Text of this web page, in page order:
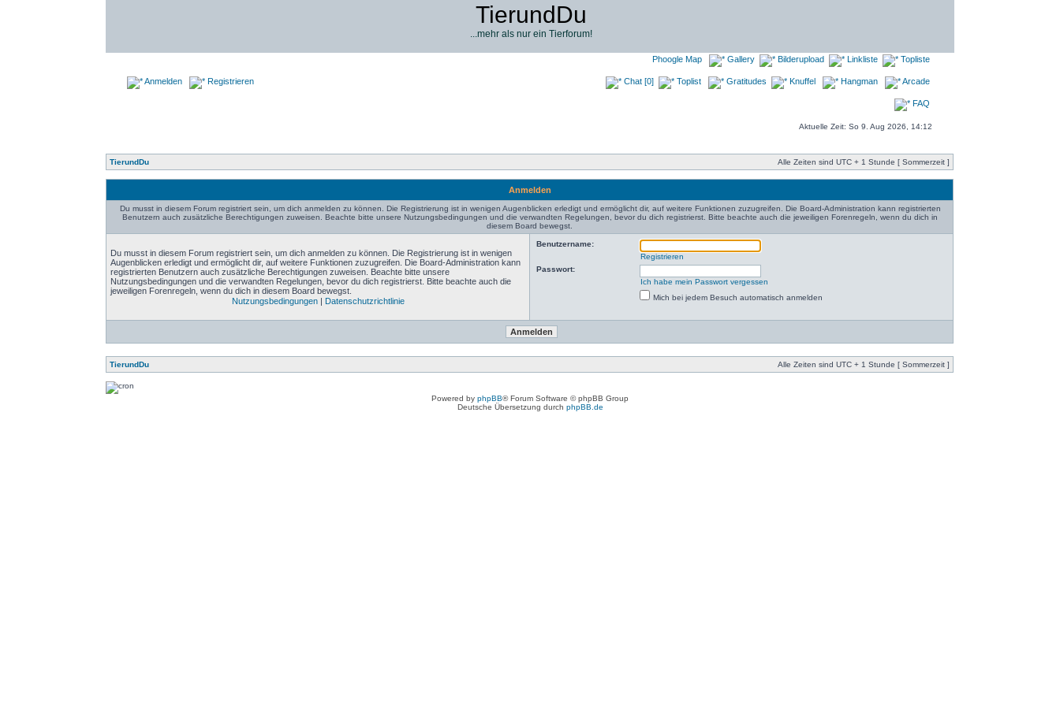
TierundDu
...mehr als nur ein Tierforum!
Anmelden Registrieren
Phoogle Map Gallery Bilderupload Linkliste Topliste
Chat [0] Toplist Gratitudes Knuffel Hangman Arcade
FAQ
Aktuelle Zeit: So 9. Aug 2026, 14:12
TierundDu Alle Zeiten sind UTC + 1 Stunde [ Sommerzeit ]
Anmelden
Du musst in diesem Forum registriert sein, um dich anmelden zu können. Die Registrierung ist in wenigen Augenblicken erledigt und ermöglicht dir, auf weitere Funktionen zuzugreifen. Die Board-Administration kann registrierten
Benutzern auch zusätzliche Berechtigungen zuweisen. Beachte bitte unsere Nutzungsbedingungen und die verwandten Regelungen, bevor du dich registrierst. Bitte beachte auch die jeweiligen Forenregeln, wenn du dich in
diesem Board bewegst.
Du musst in diesem Forum registriert sein, um dich anmelden zu können. Die Registrierung ist in wenigen
Augenblicken erledigt und ermöglicht dir, auf weitere Funktionen zuzugreifen. Die Board-Administration kann
registrierten Benutzern auch zusätzliche Berechtigungen zuweisen. Beachte bitte unsere
Nutzungsbedingungen und die verwandten Regelungen, bevor du dich registrierst. Bitte beachte auch die
jeweiligen Forenregeln, wenn du dich in diesem Board bewegst.
Nutzungsbedingungen| Datenschutzrichtlinie
Benutzername:
Registrieren
Passwort:
Ich habe mein Passwort vergessen
Mich bei jedem Besuch automatisch anmelden
TierundDu Alle Zeiten sind UTC + 1 Stunde [ Sommerzeit ]
Powered by phpBB® Forum Software © phpBB Group
Deutsche Übersetzung durch phpBB.de